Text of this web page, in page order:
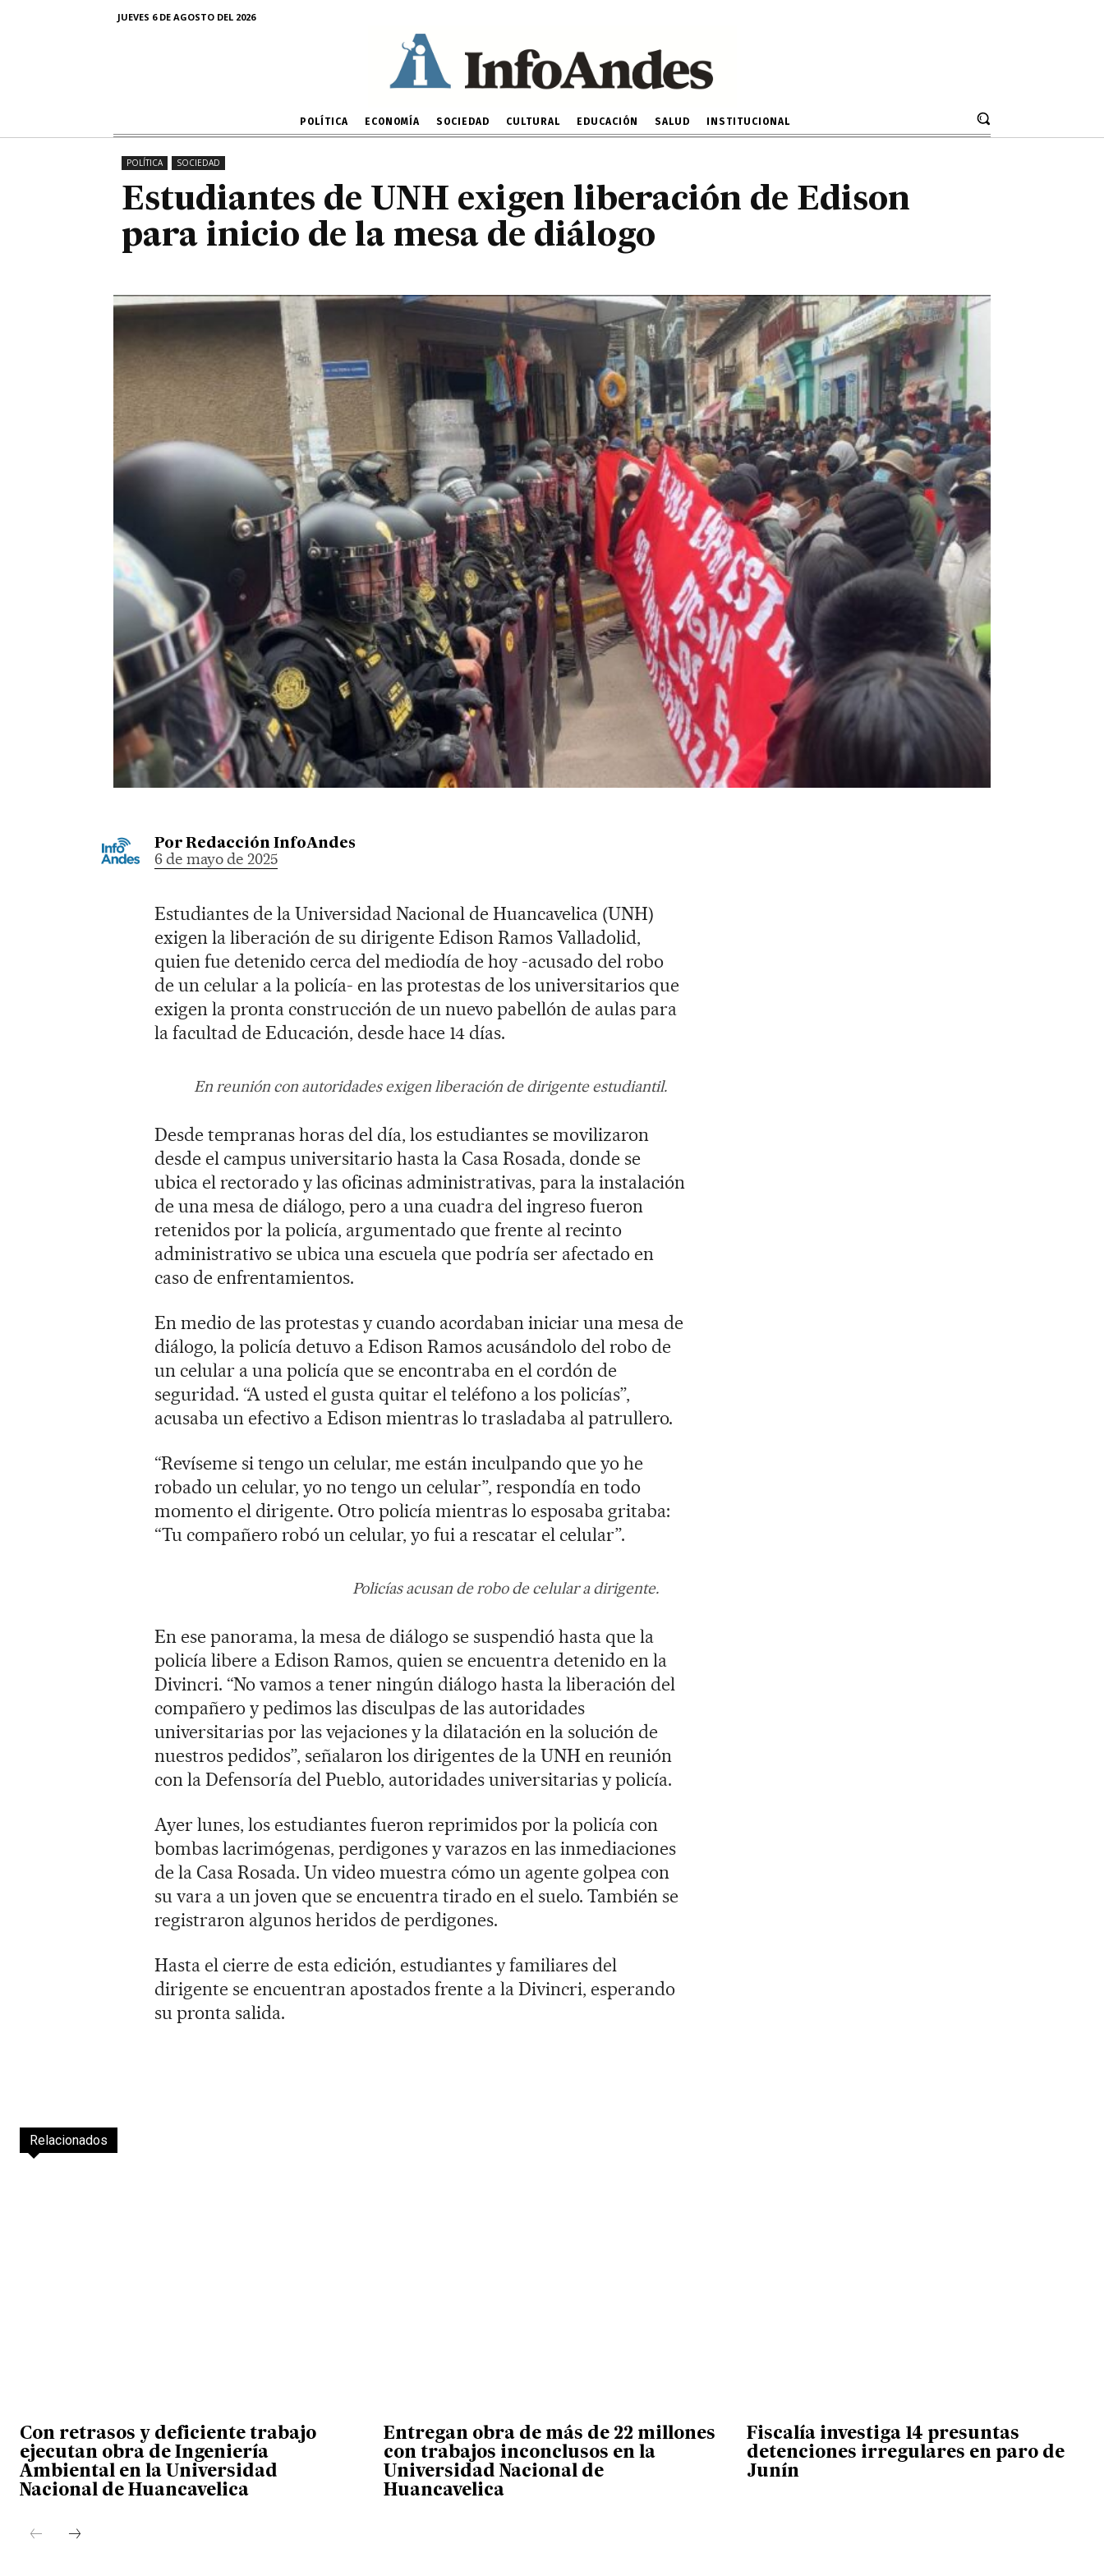
JUEVES 6 DE AGOSTO DEL 2026
POLÍTICA ECONOMÍA SOCIEDAD CULTURAL EDUCACIÓN SALUD INSTITUCIONAL
Estudiantes de UNH exigen liberación de Edison
para inicio de la mesa de diálogo
POLÍTICA SOCIEDAD
Estudiantes de UNH exigen liberación de Edison
para inicio de la mesa de diálogo
Por Redacción InfoAndes
6 de mayo de 2025
Estudiantes de la Universidad Nacional de Huancavelica (UNH)
exigen la liberación de su dirigente Edison Ramos Valladolid,
quien fue detenido cerca del mediodía de hoy -acusado del robo
de un celular a la policía- en las protestas de los universitarios que
exigen la pronta construcción de un nuevo pabellón de aulas para
la facultad de Educación, desde hace 14 días.
En reunión con autoridades exigen liberación de dirigente estudiantil.
Desde tempranas horas del día, los estudiantes se movilizaron
desde el campus universitario hasta la Casa Rosada, donde se
ubica el rectorado y las oficinas administrativas, para la instalación
de una mesa de diálogo, pero a una cuadra del ingreso fueron
retenidos por la policía, argumentado que frente al recinto
administrativo se ubica una escuela que podría ser afectado en
caso de enfrentamientos.
En medio de las protestas y cuando acordaban iniciar una mesa de
diálogo, la policía detuvo a Edison Ramos acusándolo del robo de
un celular a una policía que se encontraba en el cordón de
seguridad. “A usted el gusta quitar el teléfono a los policías”,
acusaba un efectivo a Edison mientras lo trasladaba al patrullero.
“Revíseme si tengo un celular, me están inculpando que yo he
robado un celular, yo no tengo un celular”, respondía en todo
momento el dirigente. Otro policía mientras lo esposaba gritaba:
“Tu compañero robó un celular, yo fui a rescatar el celular”.
Policías acusan de robo de celular a dirigente.
En ese panorama, la mesa de diálogo se suspendió hasta que la
policía libere a Edison Ramos, quien se encuentra detenido en la
Divincri. “No vamos a tener ningún diálogo hasta la liberación del
compañero y pedimos las disculpas de las autoridades
universitarias por las vejaciones y la dilatación en la solución de
nuestros pedidos”, señalaron los dirigentes de la UNH en reunión
con la Defensoría del Pueblo, autoridades universitarias y policía.
Ayer lunes, los estudiantes fueron reprimidos por la policía con
bombas lacrimógenas, perdigones y varazos en las inmediaciones
de la Casa Rosada. Un video muestra cómo un agente golpea con
su vara a un joven que se encuentra tirado en el suelo. También se
registraron algunos heridos de perdigones.
Hasta el cierre de esta edición, estudiantes y familiares del
dirigente se encuentran apostados frente a la Divincri, esperando
su pronta salida.
Relacionados
Con retrasos y deficiente trabajo
ejecutan obra de Ingeniería
Ambiental en la Universidad
Nacional de Huancavelica
Entregan obra de más de 22 millones
con trabajos inconclusos en la
Universidad Nacional de
Huancavelica
Fiscalía investiga 14 presuntas
detenciones irregulares en paro de
Junín